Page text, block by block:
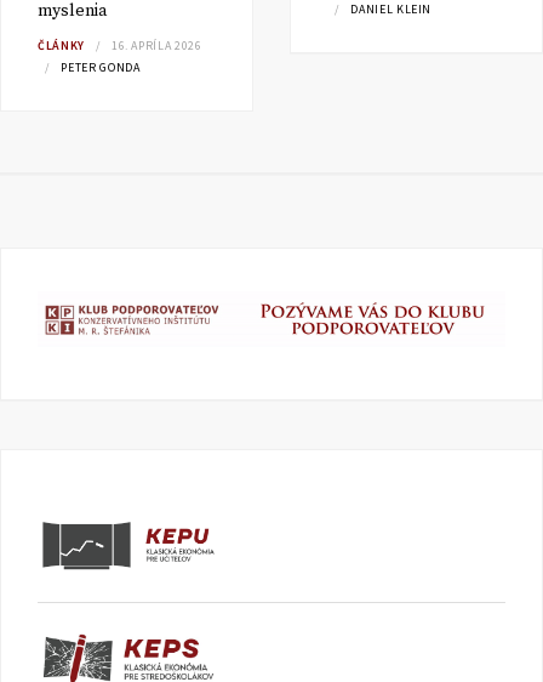
myslenia
ČLÁNKY
16. APRÍLA 2026
PETER GONDA
DANIEL KLEIN